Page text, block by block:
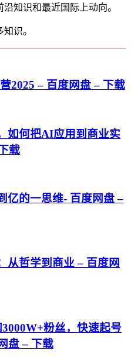
知识和最近国际上动向。
识。
2025 – 百度网盘 – 下载
如何把AI应用到商业实
载
亿的一思维- 百度网盘 –
从哲学到商业 – 百度网
粉丝，快速起号
盘 – 下载